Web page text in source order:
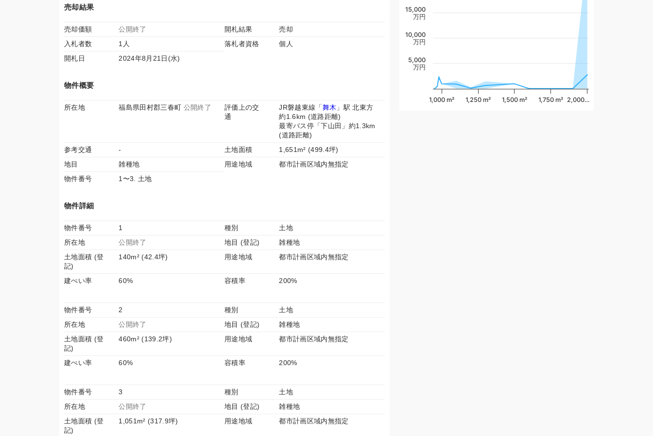
売却結果
売却価額 公開終了 開札結果
売却
入札者数
1人 落札者資格
個人
開札日
2024年8月21日(水)
物件概要
所在地 福島県田村郡三春町 公開終了
評価上の交
通
JR磐越東線「舞木 」駅 北東方
約1.6km (道路距離)
最寄バス停「下山田」約1.3km
(道路距離)
参考交通
- 土地面積
1,651m² (499.4坪)
地目
雑種地 用途地域
都市計画区域内無指定
物件番号
1〜3. 土地
物件詳細
物件番号 1 種別
土地
所在地
公開終了 地目 (登記)
雑種地
土地面積 (登
記)
140m² (42.4坪) 用途地域 都市計画区域内無指定
建ぺい率 60% 容積率 200%
物件番号 2 種別
土地
所在地
公開終了 地目 (登記)
雑種地
土地面積 (登
記)
460m² (139.2坪) 用途地域 都市計画区域内無指定
建ぺい率 60% 容積率 200%
物件番号 3 種別
土地
所在地
公開終了 地目 (登記)
雑種地
土地面積 (登
記)
1,051m² (317.9坪) 用途地域 都市計画区域内無指定
1,000 m² 1,250 m² 1,500 m² 1,750 m² 2,000…
5,000
万円
10,000
万円
15,000
万円